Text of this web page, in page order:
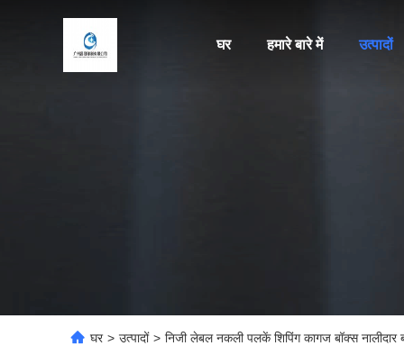
घर हमारे बारे में उत्पादों
घर > उत्पादों > निजी लेबल नकली पलकें शिपिंग कागज बॉक्स नालीदार